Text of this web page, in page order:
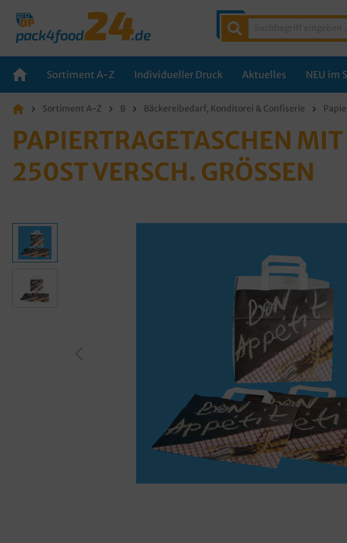
Sortiment A-Z Individueller Druck Aktuelles NEU im
Sortiment A-Z B Bäckereibedarf, Konditorei & Confiserie
PAPIERTRAGETASCHEN
250ST VERSCH. GRÖSSEN